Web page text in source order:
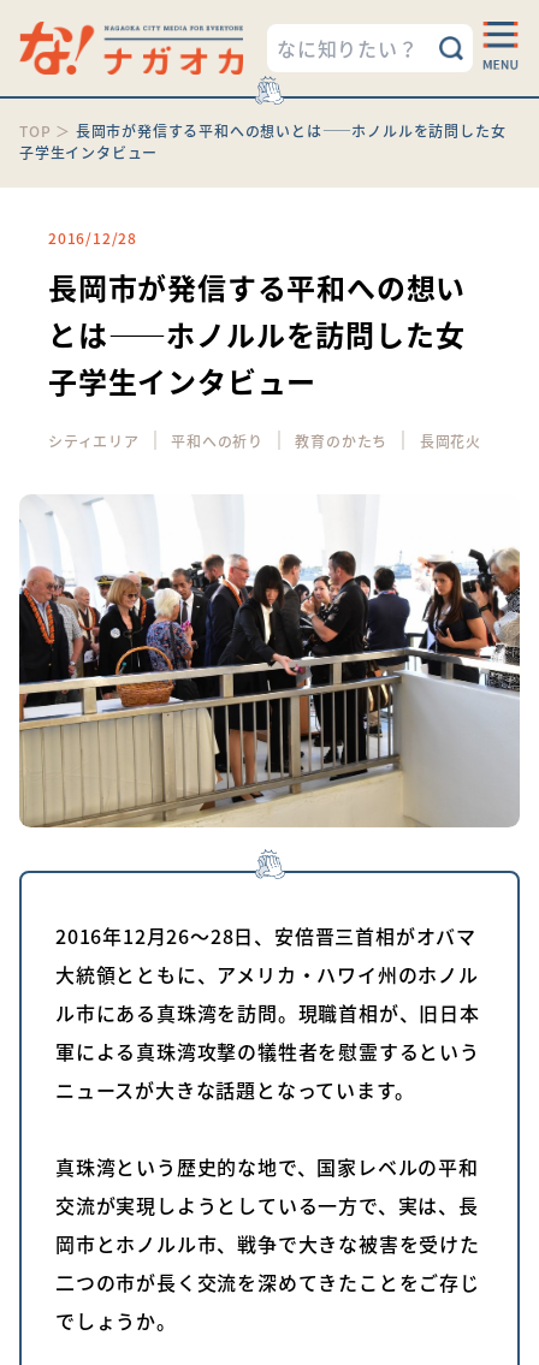
TOP ＞ 長岡市が発信する平和への想いとは――ホノルルを訪問した女
子学生インタビュー
2016/12/28
長岡市が発信する平和への想い
とは――ホノルルを訪問した女
子学生インタビュー
シティエリア ｜平和への祈り ｜教育のかたち ｜ 長岡花火
2016年12月26～28日、安倍晋三首相がオバマ
大統領とともに、アメリカ・ハワイ州のホノル
ル市にある真珠湾を訪問。現職首相が、旧日本
軍による真珠湾攻撃の犠牲者を慰霊するという
ニュースが大きな話題となっています。
真珠湾という歴史的な地で、国家レベルの平和
交流が実現しようとしている一方で、実は、長
岡市とホノルル市、戦争で大きな被害を受けた
二つの市が長く交流を深めてきたことをご存じ
でしょうか。